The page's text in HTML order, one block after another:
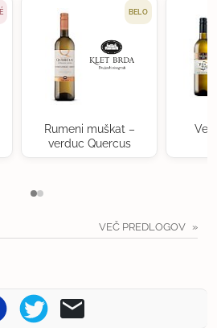
BELO
Rumeni muškat –
verduc Quercus
VEČ PREDLOGOV